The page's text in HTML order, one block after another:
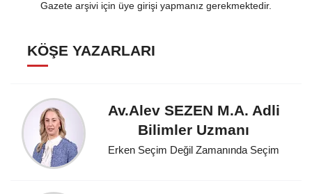
Gazete arşivi için üye girişi yapmanız gerekmektedir.
KÖŞE YAZARLARI
Av.Alev SEZEN M.A. Adli
Bilimler Uzmanı
Erken Seçim Değil Zamanında Seçim